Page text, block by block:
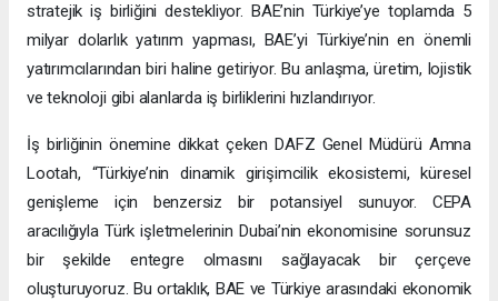
stratejik iş birliğini destekliyor. BAE’nin Türkiye’ye toplamda 5
milyar dolarlık yatırım yapması, BAE’yi Türkiye’nin en önemli
yatırımcılarından biri haline getiriyor. Bu anlaşma, üretim, lojistik
ve teknoloji gibi alanlarda iş birliklerini hızlandırıyor.
İş birliğinin önemine dikkat çeken DAFZ Genel Müdürü Amna
Lootah, “Türkiye’nin dinamik girişimcilik ekosistemi, küresel
genişleme için benzersiz bir potansiyel sunuyor. CEPA
aracılığıyla Türk işletmelerinin Dubai’nin ekonomisine sorunsuz
bir şekilde entegre olmasını sağlayacak bir çerçeve
oluşturuyoruz. Bu ortaklık, BAE ve Türkiye arasındaki ekonomik